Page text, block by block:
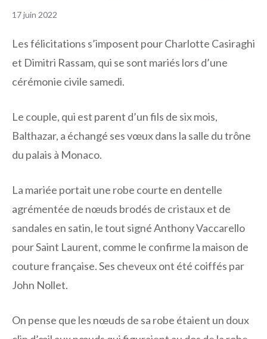
17 juin 2022
Les félicitations s’imposent pour Charlotte Casiraghi
et Dimitri Rassam, qui se sont mariés lors d’une
cérémonie civile samedi.
Le couple, qui est parent d’un fils de six mois,
Balthazar, a échangé ses vœux dans la salle du trône
du palais à Monaco.
La mariée portait une robe courte en dentelle
agrémentée de nœuds brodés de cristaux et de
sandales en satin, le tout signé Anthony Vaccarello
pour Saint Laurent, comme le confirme la maison de
couture française. Ses cheveux ont été coiffés par
John Nollet.
On pense que les nœuds de sa robe étaient un doux